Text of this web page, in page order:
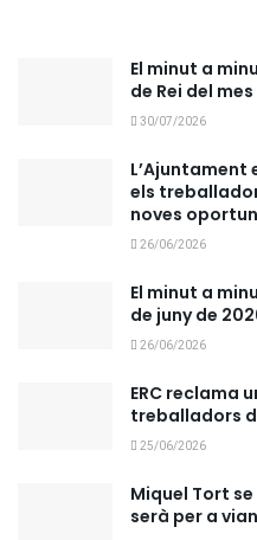
El minut a
de Rei del
30/07/2026
els
noves
26/06/2026
El minut a
de juny de
26/06/2026
ERC reclama
treballadors
25/06/2026
Miquel Tort
serà per a